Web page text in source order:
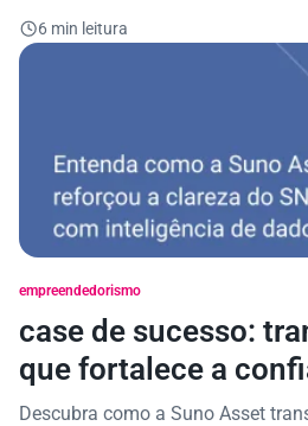
6 min leitura
empreendedorismo
case de sucesso:
que fortalece a
agronegócio
Descubra como a Suno Asset